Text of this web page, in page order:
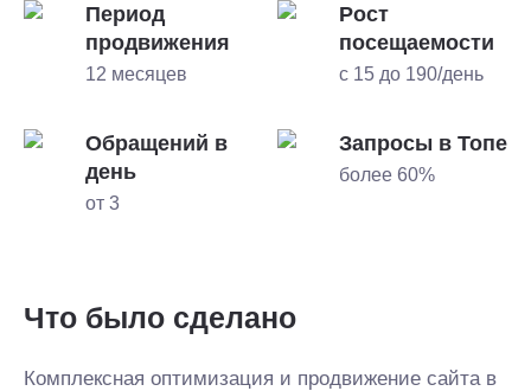
Период
продвижения
12 месяцев
Рост
посещаемости
с 15 до 190/день
Обращений в
день
от 3
Запросы в Топе
более 60%
Что было сделано
Комплексная оптимизация и продвижение сайта в